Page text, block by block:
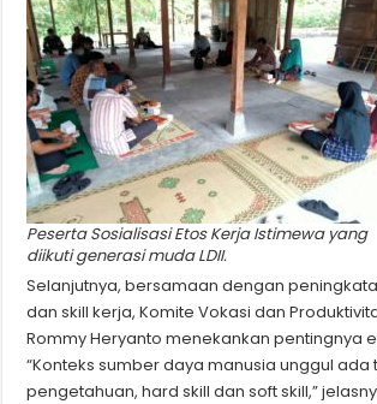
Peserta Sosialisasi Etos Kerja Istimewa yang
diikuti generasi muda LDII.
Selanjutnya, bersamaan dengan
dan skill kerja, Komite Vokasi dan
Rommy Heryanto menekankan pentingnya
“Konteks sumber daya manusia unggul ada
pengetahuan, hard skill dan soft skill,”